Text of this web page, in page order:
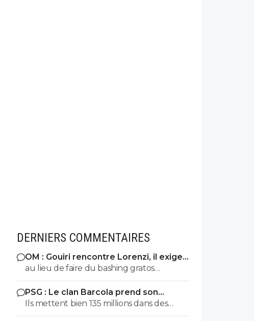
DERNIERS COMMENTAIRES
OM : Gouiri rencontre Lorenzi, il exige
des explications
au lieu de faire du bashing gratos
renseigne toi dur Come c'est le nouveau
riche oralien ils vont nouer la cL etc club
qui progresse chaque saison
PSG : Le clan Barcola prend son
téléphone et provoque un séisme
Ils mettent bien 135 millions dans des
grosses burnes en PL donc pourquoi le